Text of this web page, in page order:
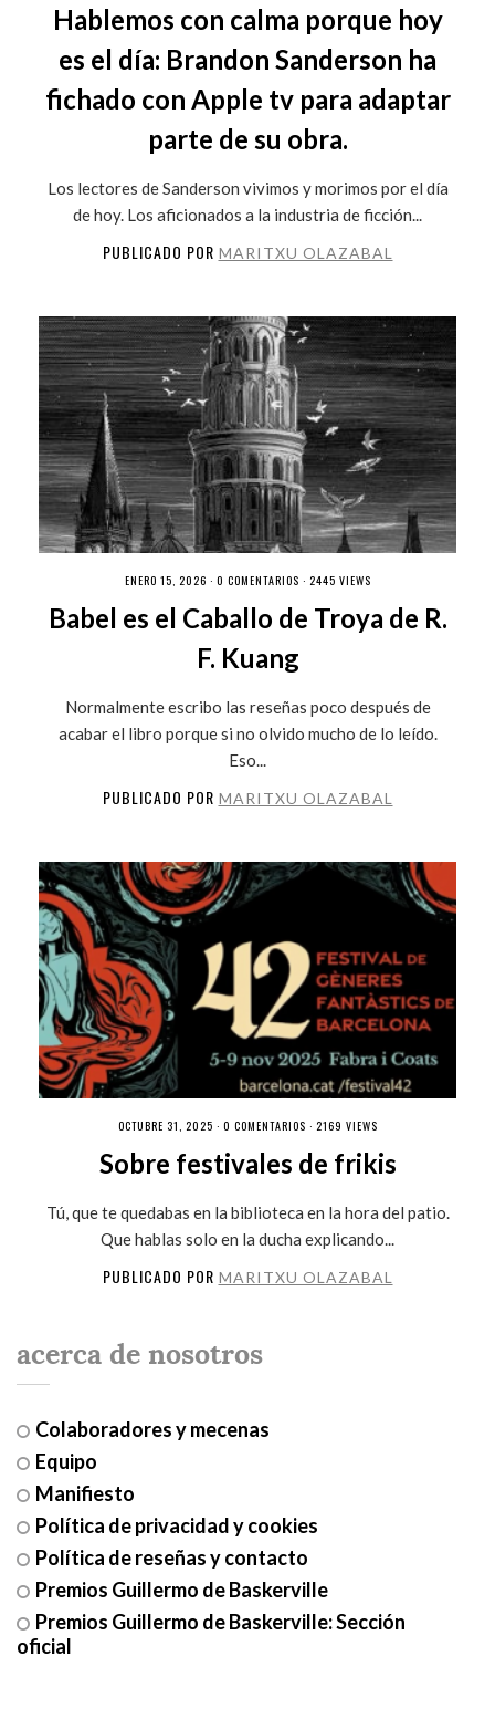
Hablemos con calma porque hoy
es el día: Brandon Sanderson ha
fichado con Apple tv para adaptar
parte de su obra.
Los lectores de Sanderson vivimos y morimos por el día
de hoy. Los aficionados a la industria de ficción...
PUBLICADO POR MARITXU OLAZABAL
ENERO 15, 2026 · 0 COMENTARIOS · 2445 VIEWS
Babel es el Caballo de Troya de R.
F. Kuang
Normalmente escribo las reseñas poco después de
acabar el libro porque si no olvido mucho de lo leído.
Eso...
PUBLICADO POR MARITXU OLAZABAL
OCTUBRE 31, 2025 · 0 COMENTARIOS · 2169 VIEWS
Sobre festivales de frikis
Tú, que te quedabas en la biblioteca en la hora del patio.
Que hablas solo en la ducha explicando...
PUBLICADO POR MARITXU OLAZABAL
acerca de nosotros
Colaboradores y mecenas
Equipo
Manifiesto
Política de privacidad y cookies
Política de reseñas y contacto
Premios Guillermo de Baskerville
Premios Guillermo de Baskerville: Sección
oficial